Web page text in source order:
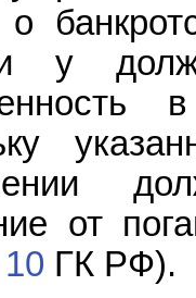
о
у
от
ГК РФ).